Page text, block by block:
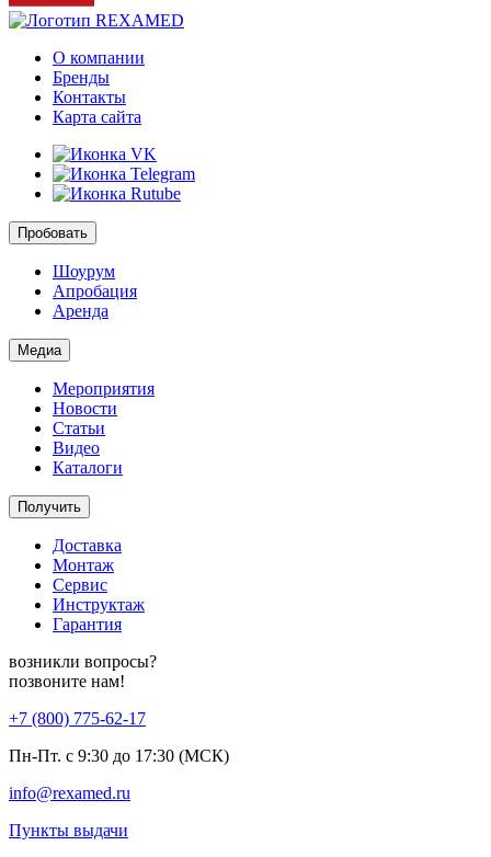
О компании
Бренды
Контакты
Карта сайта
Пробовать
Шоурум
Апробация
Аренда
Медиа
Мероприятия
Новости
Статьи
Видео
Каталоги
Получить
Доставка
Монтаж
Сервис
Инструктаж
Гарантия
возникли вопросы?
позвоните нам!
+7 (800) 775-62-17
Пн-Пт. с 9:30 до 17:30 (МСК)
info@rexamed.ru
Пункты выдачи